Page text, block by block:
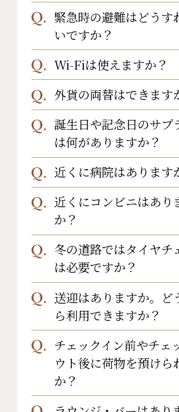
けると外の看板の灯りが
で、灯りが消えている時
ださい。
もございますのでお気軽
けください。
艶やかな色浴衣（有料）
ざいます。
四万温泉は桜の見頃が４
上旬と遅めです。
4月下旬の平均最低気温5
温は11度です。
夏でも朝晩は涼しく、平
温は24度、最高気温は30
11月に入ると寒さが増し
ウンジャケットの着用を
たします。
11月上旬の平均の最低気
気温は11度です。
12月下旬から２月下旬は
ことが多いですが豪雪に
少ないです。
平均最低気温が -２度、
度となります。
緊急時の避難はどうす
いですか？
客室のファイルの中に避
がございます。1階の玄関
なります。
また、場合により避難場
合がございますので、係
従って下さい。
Wi-Fiは使えますか？
全客室および館内にて
サービスをご利用いただ
外貨の両替はできます
申し訳ございませんが、
ません。
誕生日や記念日のサプ
は何がありますか？
ケーキを有料にて承って
※ケーキのご注文は、ご
前までにご連絡ください。
その他、詳しいことは当
い合わせくださいませ。
近くに病院はあります
当館の近くに病院はござ
ご気分やご体調が優れな
いましたら、まずはフロ
連絡くださいませ。(内線9
場合によっては救急車を
対応もさせていただきま
近くにコンビニはあり
か？
当館の近くにコンビニは
ん。
下記のコンビニが当館へ
での最後のコンビニでご
ご入り用の際はそちらの
ご利用ください。
■セブンイレブン 中之条
住所：中之条町大字伊勢町
冬の道路ではタイヤチ
は必要ですか？
例年11月頃～3月頃までは
スタッドレスタイヤの装
しております。
送迎はありますか。ど
ら利用できますか？
「四万温泉」というバス
を行っております。
送迎ご希望の場合は当館
さいませ。
チェックイン前やチェ
ウト後に荷物を預けら
か？